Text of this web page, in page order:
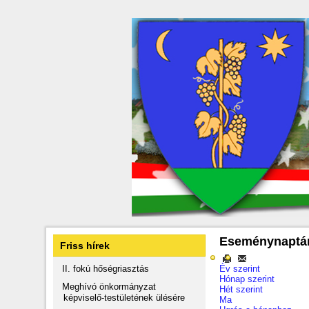
Friss hírek
II. fokú hőségriasztás
Meghívó önkormányzat
képviselő-testületének ülésére
Év szerint
Hónap szerint
Hét szerint
Ma